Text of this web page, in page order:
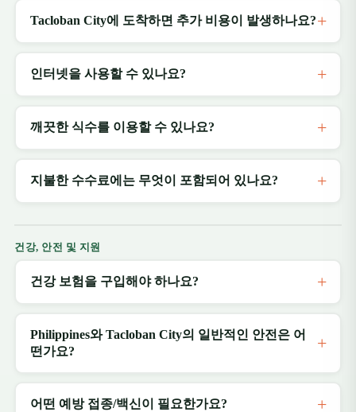
Tacloban City에 도착하면 추가 비용이 발생하나요?
인터넷을 사용할 수 있나요?
깨끗한 식수를 이용할 수 있나요?
지불한 수수료에는 무엇이 포함되어 있나요?
건강, 안전 및 지원
건강 보험을 구입해야 하나요?
Philippines와 Tacloban City의 일반적인 안전은 어
떤가요?
어떤 예방 접종/백신이 필요한가요?